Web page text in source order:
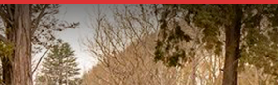
SEEDERS
FERTILIZER
SPREADERS
ABOUT US